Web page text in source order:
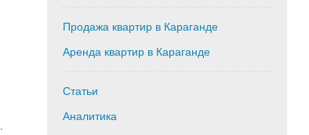
Продажа квартир в Караганде
Аренда квартир в Караганде
Статьи
Аналитика